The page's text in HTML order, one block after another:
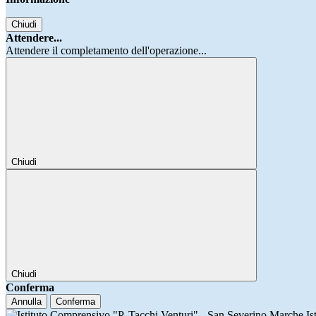
Chiudi
Attendere...
Attendere il completamento dell'operazione...
Chiudi
Chiudi
Conferma
Annulla Conferma